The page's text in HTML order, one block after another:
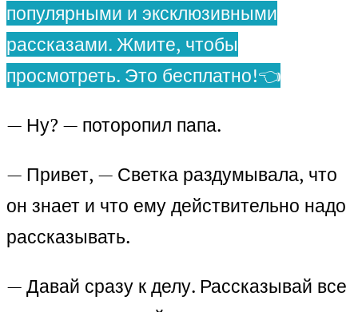
популярными и эксклюзивными
рассказами. Жмите, чтобы
просмотреть. Это бесплатно!👈
— Ну? — поторопил папа.
— Привет, — Светка раздумывала, что
он знает и что ему действительно надо
рассказывать.
— Давай сразу к делу. Рассказывай все